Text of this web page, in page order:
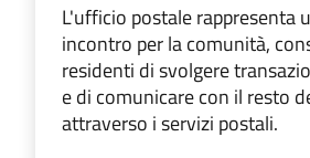
L'ufficio postale rappresenta
incontro per la comunità,
residenti di svolgere
e di comunicare con il resto
attraverso i servizi postali.